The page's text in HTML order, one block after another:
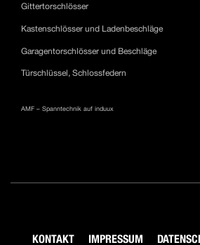
Gittertorschlösser
Kastenschlösser und Ladenbeschläge
Garagentorschlösser und Beschläge
Türschlüssel, Schlossfedern
AMF – Spanntechnik auf induux
KONTAKT IMPRESSUM